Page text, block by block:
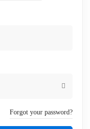
Forgot your password?